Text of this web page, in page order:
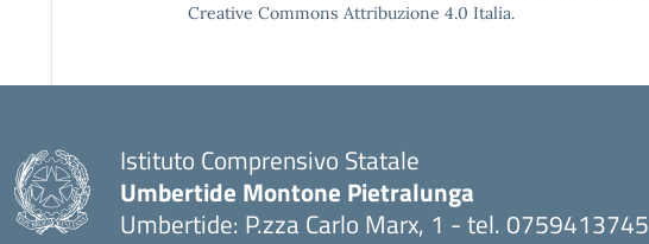
Creative Commons Attribuzione 4.0 Italia.
Istituto Comprensivo Statale
Umbertide Montone Pietralunga
Umbertide: P.zza Carlo Marx, 1 - tel. 0759413745